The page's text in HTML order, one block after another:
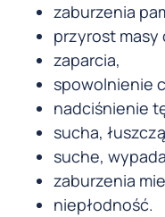
zaburzenia
przyrost masy
zaparcia,
spowolnienie
nadciśnienie
sucha,
suche,
zaburzenia
niepłodność.